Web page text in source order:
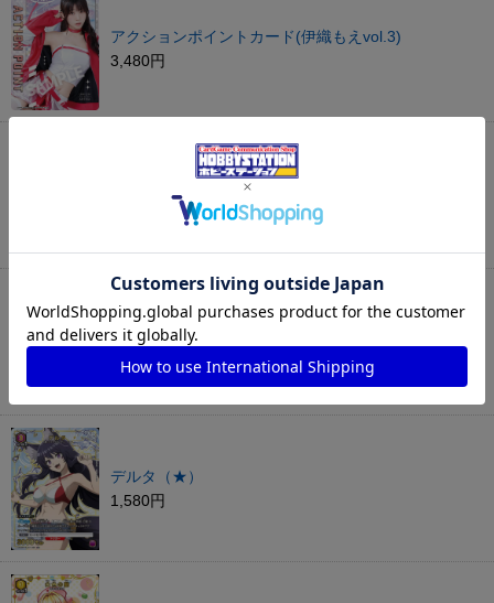
アクションポイントカード(伊織もえvol.3)
3,480円
式波・アスカ・ラングレー（★）
ティアーユ・ルナティーク（★）
デルタ（★）
1,580円